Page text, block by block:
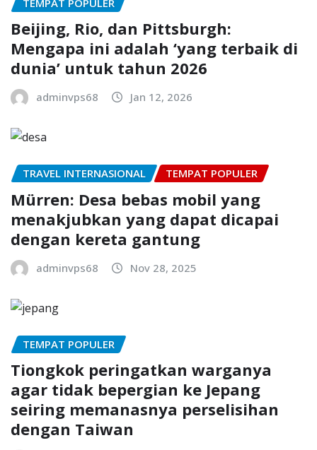
Beijing, Rio, dan Pittsburgh:
Mengapa ini adalah ‘yang terbaik di
dunia’ untuk tahun 2026
adminvps68 Jan 12, 2026
TRAVEL INTERNASIONAL TEMPAT POPULER
Mürren: Desa bebas mobil yang
menakjubkan yang dapat dicapai
dengan kereta gantung
adminvps68 Nov 28, 2025
TEMPAT POPULER
Tiongkok peringatkan warganya
agar tidak bepergian ke Jepang
seiring memanasnya perselisihan
dengan Taiwan